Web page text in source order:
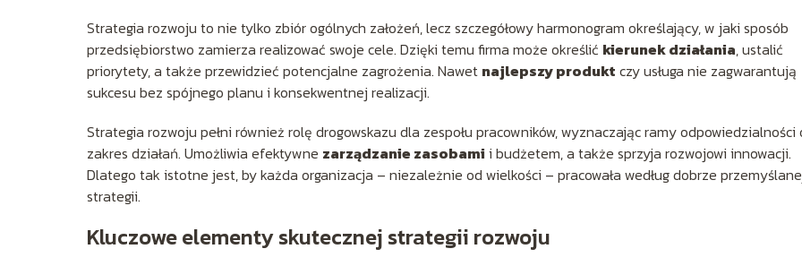
Strategia rozwoju to nie tylko zbiór ogólnych założeń, lecz szczegółowy harmonogram określający, w jaki sposób
przedsiębiorstwo zamierza realizować swoje cele. Dzięki temu firma może określić kierunek działania, ustalić
priorytety, a także przewidzieć potencjalne zagrożenia. Nawet najlepszy produkt czy usługa nie zagwarantują
sukcesu bez spójnego planu i konsekwentnej realizacji.
Strategia rozwoju pełni również rolę drogowskazu dla zespołu pracowników, wyznaczając ramy odpowiedzialności
zakres działań. Umożliwia efektywne zarządzanie zasobami i budżetem, a także sprzyja rozwojowi innowacji.
Dlatego tak istotne jest, by każda organizacja – niezależnie od wielkości – pracowała według dobrze
strategii.
Kluczowe elementy skutecznej strategii rozwoju